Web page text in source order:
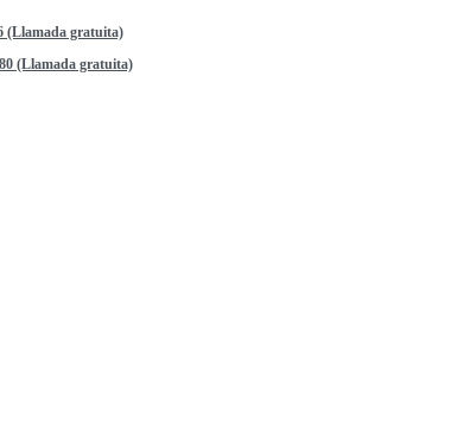
(Llamada gratuita)
(Llamada gratuita)